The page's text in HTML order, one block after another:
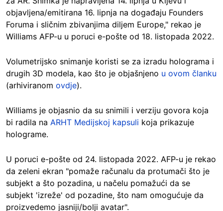
objavljena/emitirana 16. lipnja na događaju Founders
Foruma i sličnim zbivanjima diljem Europe," rekao je
Williams AFP-u u poruci e-pošte od 18. listopada 2022.
Volumetrijsko snimanje koristi se za izradu holograma i
drugih 3D modela, kao što je objašnjeno u ovom članku
(arhiviranom ovdje).
Williams je objasnio da su snimili i verziju govora koja
bi radila na ARHT Medijskoj kapsuli koja prikazuje
holograme.
U poruci e-pošte od 24. listopada 2022. AFP-u je rekao
da zeleni ekran "pomaže računalu da protumači što je
subjekt a što pozadina, u načelu pomažući da se
subjekt 'izreže' od pozadine, što nam omogućuje da
proizvedemo jasniji/bolji avatar".